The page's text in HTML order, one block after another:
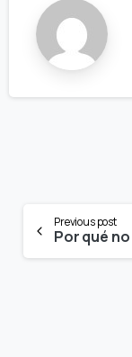
Previous post